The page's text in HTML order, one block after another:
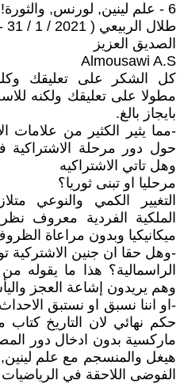
6 - علم لينين, لورنس, والثورة!
طلال الربيعي ( 2021 / 1 / 31 - 21:23 )
الصديق العزيز
Almousawi A.S
كل الشكر على تعليقك
مطولا على تعليقك ولكنه
بايجاز بالغ.
-مما يثير الكثير من علامات
حول دور مرحلة الاشتراكية
وهل تاتي الاشتراكيه
مرحليا او تبنى ثوريا؟
التغيير الكمي والنوعي
الملكية الفردية معروف
ميكانيكيا وبدون مراعاة
-وهل حقا ان جنين
الراسمالية؟ هذا ما يقوله
وهم يريدون إشاعة العجز
-او اننا نسبق او نستبق
حكم نهائي لان التاريخ
ماركسية بدون ادخال دور
هيغل والمنسجم مع علم
الفوضى اللاحقة في